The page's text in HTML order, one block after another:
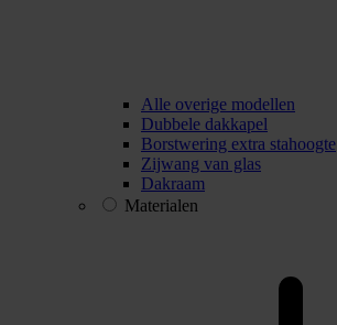
Alle overige modellen
Dubbele dakkapel
Borstwering extra stahoogte
Zijwang van glas
Dakraam
Materialen